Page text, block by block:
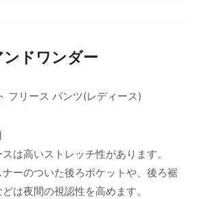
ンドワンダー
フリース パンツ(レディース)
は高いストレッチ性があります。
ーのついた後ろポケットや、後ろ裾
は夜間の視認性を高めます。